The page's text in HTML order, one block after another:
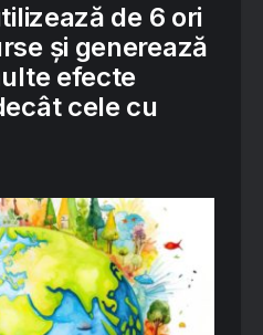
de 6 ori
și generează
efecte
cele cu